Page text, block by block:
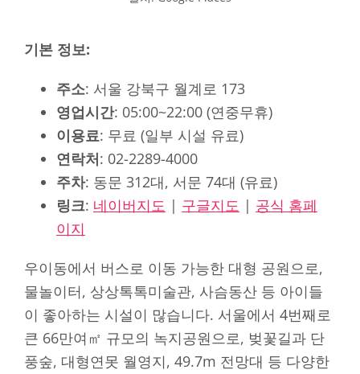
기본 정보:
주소: 서울 강북구 월계로 173
영업시간: 05:00~22:00 (연중무휴)
이용료: 무료 (일부 시설 유료)
연락처: 02-2289-4000
주차: 동문 312대, 서문 74대 (유료)
링크: 네이버지도 | 구글지도 | 공식 홈페
이지
우이동에서 버스로 이동 가능한 대형 공원으로,
물놀이터, 상상톡톡미술관, 사슴동산 등 아이들
이 좋아하는 시설이 많습니다. 서울에서 4번째로
큰 66만여㎡ 규모의 녹지공원으로, 벚꽃길과 단
풍숲, 대형연못 월영지, 49.7m 전망대 등 다양한